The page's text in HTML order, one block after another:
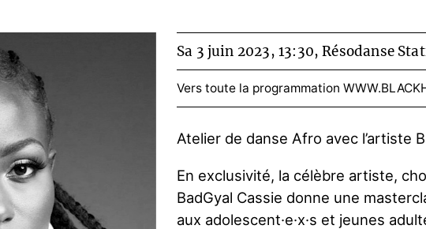
Sa 3 juin 2023, 13:30,Résodanse
Vers toute la programmation
Atelier de danse Afro avec l’artiste
En exclusivité, la célèbre artiste,
BadGyal Cassie donne une
aux adolescent·e·x·s et jeunes